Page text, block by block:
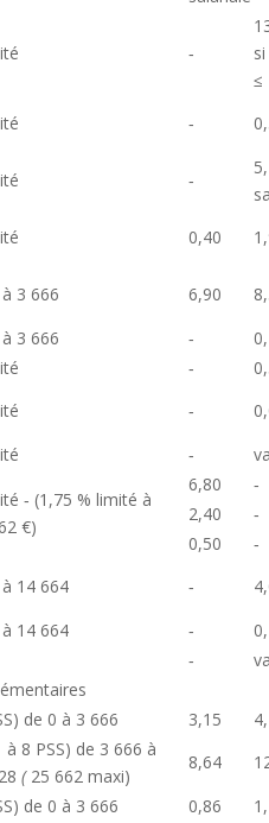
‑
≤
‑
‑
0,40
3 666 6,90
3 666 ‑
‑
‑
‑
‑ (1,75 % limité à
€)
6,80
‑
2,40
‑
0,50
‑
14 664 ‑
14 664 ‑
‑
de 0 à 3 666 3,15
à 8 PSS) de 3 666 à
(25 662 maxi)
8,64
de 0 à 3 666 0,86